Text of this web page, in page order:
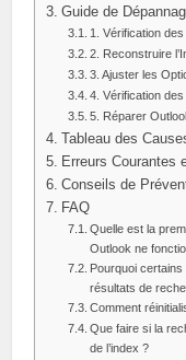
Guide de
1. Vérification
2. Reconstruire
3. Ajuster les
4. Vérification
5. Réparer
Tableau des
Erreurs Courantes
Conseils de
FAQ
Quelle est la
Outlook ne
Pourquoi certains
résultats de
Comment
Que faire si la
de l’index ?